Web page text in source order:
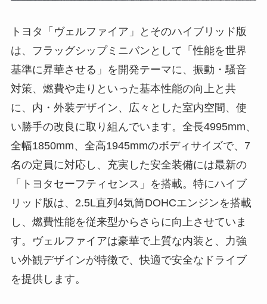
トヨタ「ヴェルファイア」とそのハイブリッド版
は、フラッグシップミニバンとして「性能を世界
基準に昇華させる」を開発テーマに、振動・騒音
対策、燃費や走りといった基本性能の向上と共
に、内・外装デザイン、広々とした室内空間、使
い勝手の改良に取り組んでいます。全長4995mm、
全幅1850mm、全高1945mmのボディサイズで、7
名の定員に対応し、充実した安全装備には最新の
「トヨタセーフティセンス」を搭載。特にハイブ
リッド版は、2.5L直列4気筒DOHCエンジンを搭載
し、燃費性能を従来型からさらに向上させていま
す。ヴェルファイアは豪華で上質な内装と、力強
い外観デザインが特徴で、快適で安全なドライブ
を提供します。